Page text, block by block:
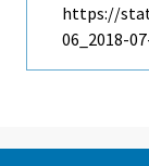
https://
06_2018-